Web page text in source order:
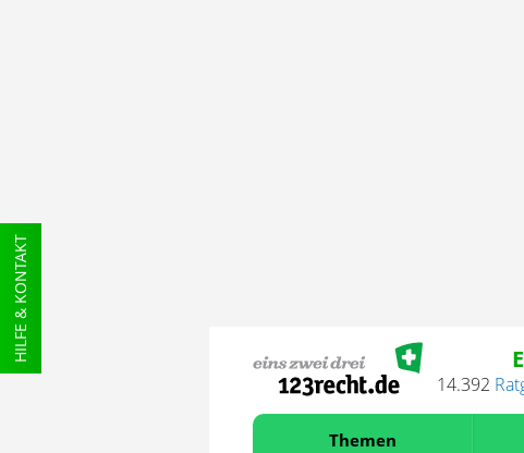
HILFE & KONTAKT
14.392
Themen